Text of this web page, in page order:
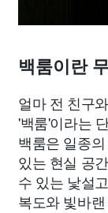
백룸이란
얼마 전 친구
'백룸'이라는
백룸은 일종
있는 현실 공
수 있는 낯설
복도와 빛바